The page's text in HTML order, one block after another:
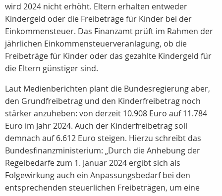
wird 2024 nicht erhöht. Eltern erhalten entweder
Kindergeld oder die Freibeträge für Kinder bei der
Einkommensteuer. Das Finanzamt prüft im Rahmen der
jährlichen Einkommensteuerveranlagung, ob die
Freibeträge für Kinder oder das gezahlte Kindergeld für
die Eltern günstiger sind.
Laut Medienberichten plant die Bundesregierung aber,
den Grundfreibetrag und den Kinderfreibetrag noch
stärker anzuheben: von derzeit 10.908 Euro auf 11.784
Euro im Jahr 2024. Auch der Kinderfreibetrag soll
demnach auf 6.612 Euro steigen. Hierzu schreibt das
Bundesfinanzministerium: „Durch die Anhebung der
Regelbedarfe zum 1. Januar 2024 ergibt sich als
Folgewirkung auch ein Anpassungsbedarf bei den
entsprechenden steuerlichen Freibeträgen, um eine